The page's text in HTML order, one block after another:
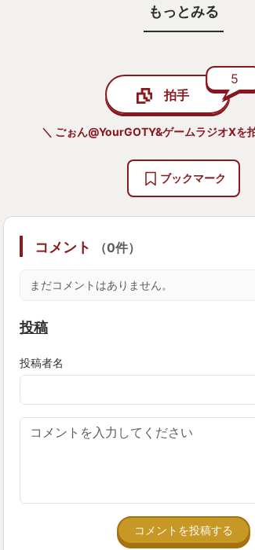
・切れ味の良い文章が素敵
ひとつひとつの会話がウィットに富ん
ターたちの会話を聞いているだけでニ
ます。何気ない会話でもまったく飽き
「目とはすべからく”泳ぐもの”あるとッ
・切れ味の良いアニメーションも素敵
切れ味が良いのは文章だけではありませ
ず、ホームズの指の動き、夏目漱石の
ンで溢れていました。
います。
あぁ、ネタバレせずにこれは書けない・
もっとみる
拍手
5
＼ ごぉん@YourGOTY&ゲームラジオXを
ブックマーク
コメント （0件）
まだコメントはありません。
投稿
投稿者名
コメントを投稿する